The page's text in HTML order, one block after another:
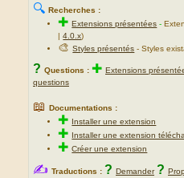
s
🔍 Recherches :
✚Extensions présentées -
|4.0.x)
🎨Styles présentés - Styles
? Questions : ✚ Extensions
questions
📖 Documentations :
✚ Installer une extension
✚ Installer une extension
✚Créer une extension
✍ Traductions : ? Demander ?